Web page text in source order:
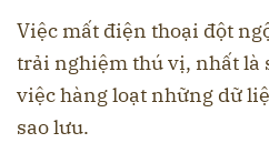
Việc mất điện thoại đột
trải nghiệm thú vị, nhất là
việc hàng loạt những dữ
sao lưu.